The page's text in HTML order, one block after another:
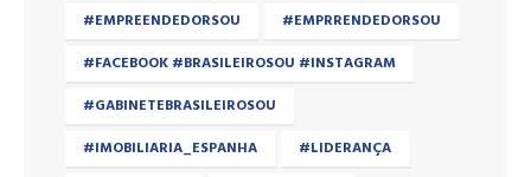
#EMPREENDEDORSOU
#EMPRRENDEDORSOU
#FACEBOOK #BRASILEIROSOU #INSTAGRAM
#GABINETEBRASILEIROSOU
#IMOBILIARIA_ESPANHA
#LIDERANÇA